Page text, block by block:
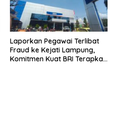
Laporkan Pegawai Terlibat
Fraud ke Kejati Lampung,
Komitmen Kuat BRI Terapkan